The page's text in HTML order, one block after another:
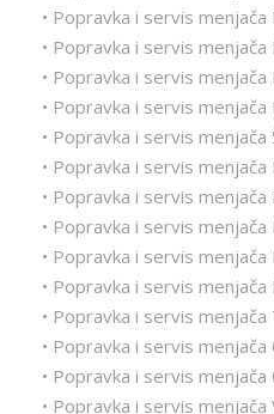
• Popravka i servis menjača
• Popravka i servis
• Popravka i servis
• Popravka i servis menjača
• Popravka i servis menjača
• Popravka i servis menjača
• Popravka i servis menjača
• Popravka i servis menjača
• Popravka i servis menjača
• Popravka i servis
• Popravka i servis menjača
• Popravka i servis menjača
• Popravka i servis menjača
• Popravka i servis menjača